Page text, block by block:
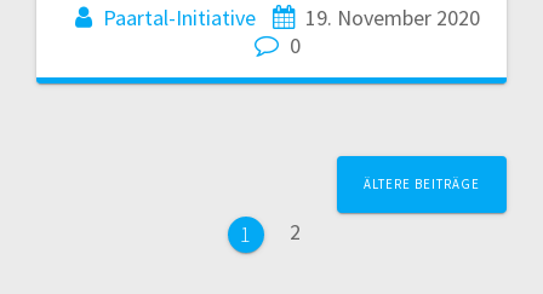
Paartal-Initiative
19. November 2020
0
Beitragsnavigation
Seite
1 Seite
2
ÄLTERE BEITRÄGE